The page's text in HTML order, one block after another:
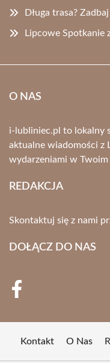
Długa trasa?
Lipcowe Spotkanie
O NAS
i-lubliniec.pl to lokalny
aktualne wiadomości z
wydarzeniami w Twoim
REDAKCJA
Skontaktuj się z nami
DOŁĄCZ DO NAS
Kontakt O Nas